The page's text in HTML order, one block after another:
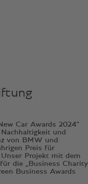
Car Awards 2024“
und
von BMW und
Preis für
Projekt mit dem
die „Business Charity
Business Awards